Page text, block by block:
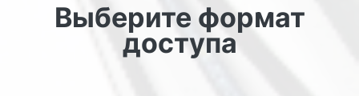
Выберите формат
доступа